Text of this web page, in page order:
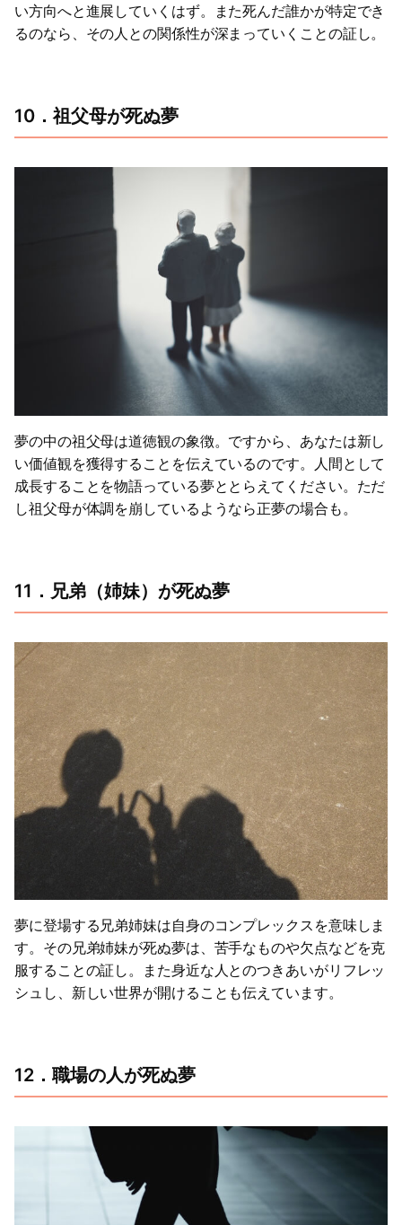
い方向へと進展していくはず。また死んだ誰かが特定でき
るのなら、その人との関係性が深まっていくことの証し。
10．祖父母が死ぬ夢
夢の中の祖父母は道徳観の象徴。ですから、あなたは新し
い価値観を獲得することを伝えているのです。人間として
成長することを物語っている夢ととらえてください。ただ
し祖父母が体調を崩しているようなら正夢の場合も。
11．兄弟（姉妹）が死ぬ夢
夢に登場する兄弟姉妹は自身のコンプレックスを意味しま
す。その兄弟姉妹が死ぬ夢は、苦手なものや欠点などを克
服することの証し。また身近な人とのつきあいがリフレッ
シュし、新しい世界が開けることも伝えています。
12．職場の人が死ぬ夢